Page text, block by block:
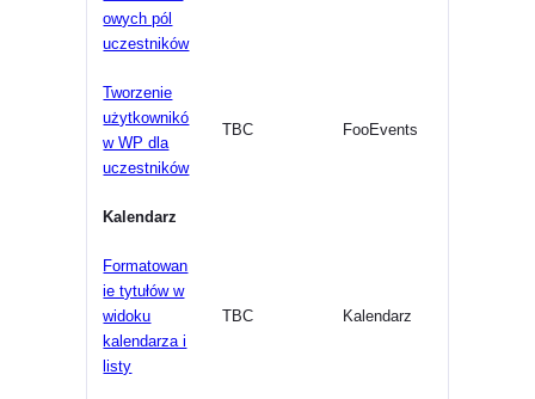
owych pól
uczestników
Tworzenie
użytkownikó
w WP dla
uczestników
TBC FooEvents
Kalendarz
Formatowan
ie tytułów w
widoku
kalendarza i
listy
TBC Kalendarz